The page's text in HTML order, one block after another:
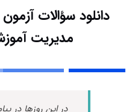
مدیریت آموزشی
در این روزها در